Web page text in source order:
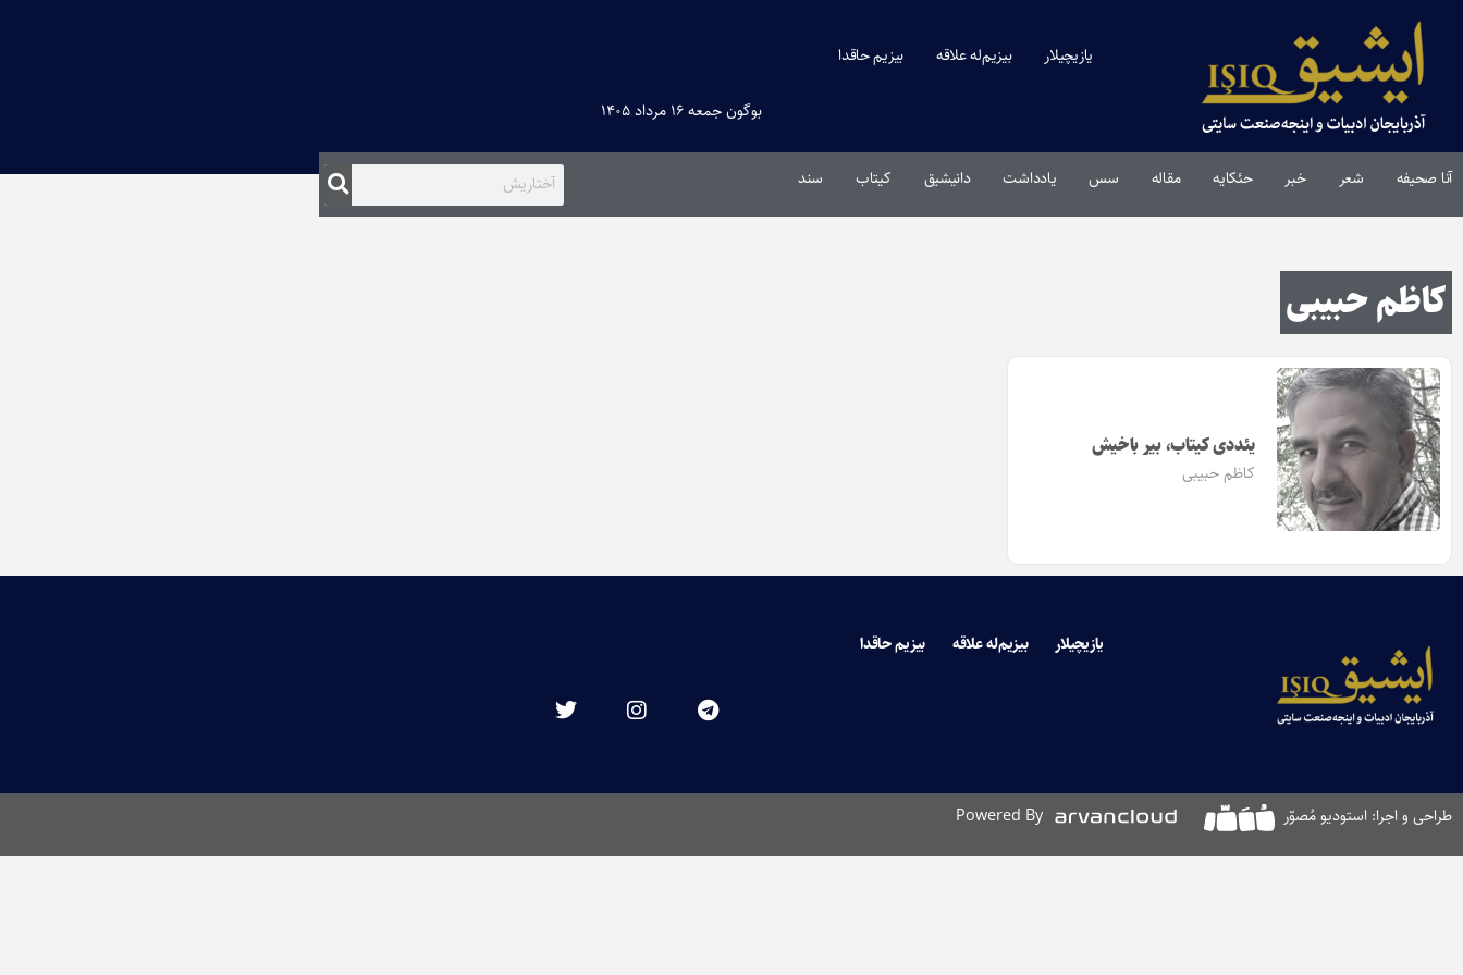
یازیچیلار بیزیم‌له علاقه بیزیم حاقدا
بوگون جمعه ۱۶ مرداد ۱۴۰۵
آنا صحیفه شعر خبر حئکایه مقاله‌ سس یادداشت دانیشیق کیتاب سند
کاظم حبیبی
یئددی کیتاب، بیر باخیش
کاظم حبیبی
یازیچیلار بیزیم‌له علاقه بیزیم حاقدا
طراحی و اجرا: استودیو مُصوّر Powered By